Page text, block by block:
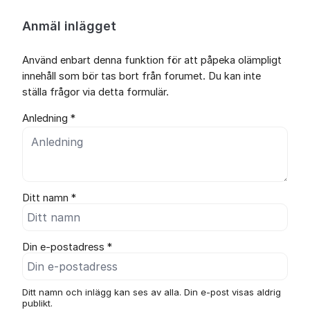
Anmäl inlägget
Använd enbart denna funktion för att påpeka olämpligt
innehåll som bör tas bort från forumet. Du kan inte
ställa frågor via detta formulär.
Anledning *
Ditt namn *
Din e-postadress *
Ditt namn och inlägg kan ses av alla. Din e-post visas aldrig
publikt.